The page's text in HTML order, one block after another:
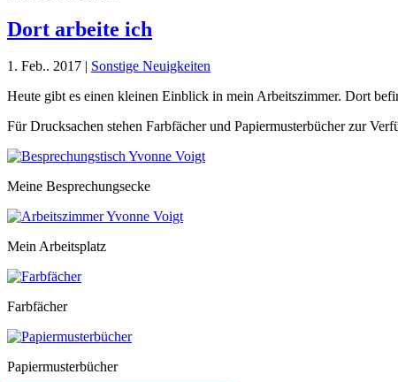
Dort arbeite ich
1. Feb.. 2017 | Sonstige Neuigkeiten
Heute gibt es einen kleinen Einblick in mein Arbeitszimmer. Dort
Für Drucksachen stehen Farbfächer und Papiermusterbücher zur
Meine Besprechungsecke
Mein Arbeitsplatz
Farbfächer
Papiermusterbücher